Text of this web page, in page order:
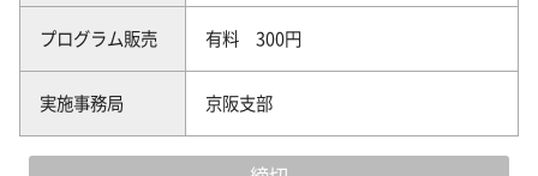
プログラム販売 有料 300円
実施事務局 京阪支部